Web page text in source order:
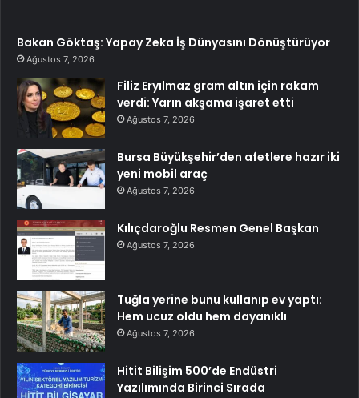
Bakan Göktaş: Yapay Zeka İş Dünyasını Dönüştürüyor
Ağustos 7, 2026
Filiz Eryılmaz gram altın için rakam
verdi: Yarın akşama işaret etti
Ağustos 7, 2026
Bursa Büyükşehir’den afetlere hazır iki
yeni mobil araç
Ağustos 7, 2026
Kılıçdaroğlu Resmen Genel Başkan
Ağustos 7, 2026
Tuğla yerine bunu kullanıp ev yaptı:
Hem ucuz oldu hem dayanıklı
Ağustos 7, 2026
Hitit Bilişim 500’de Endüstri
Yazılımında Birinci Sırada